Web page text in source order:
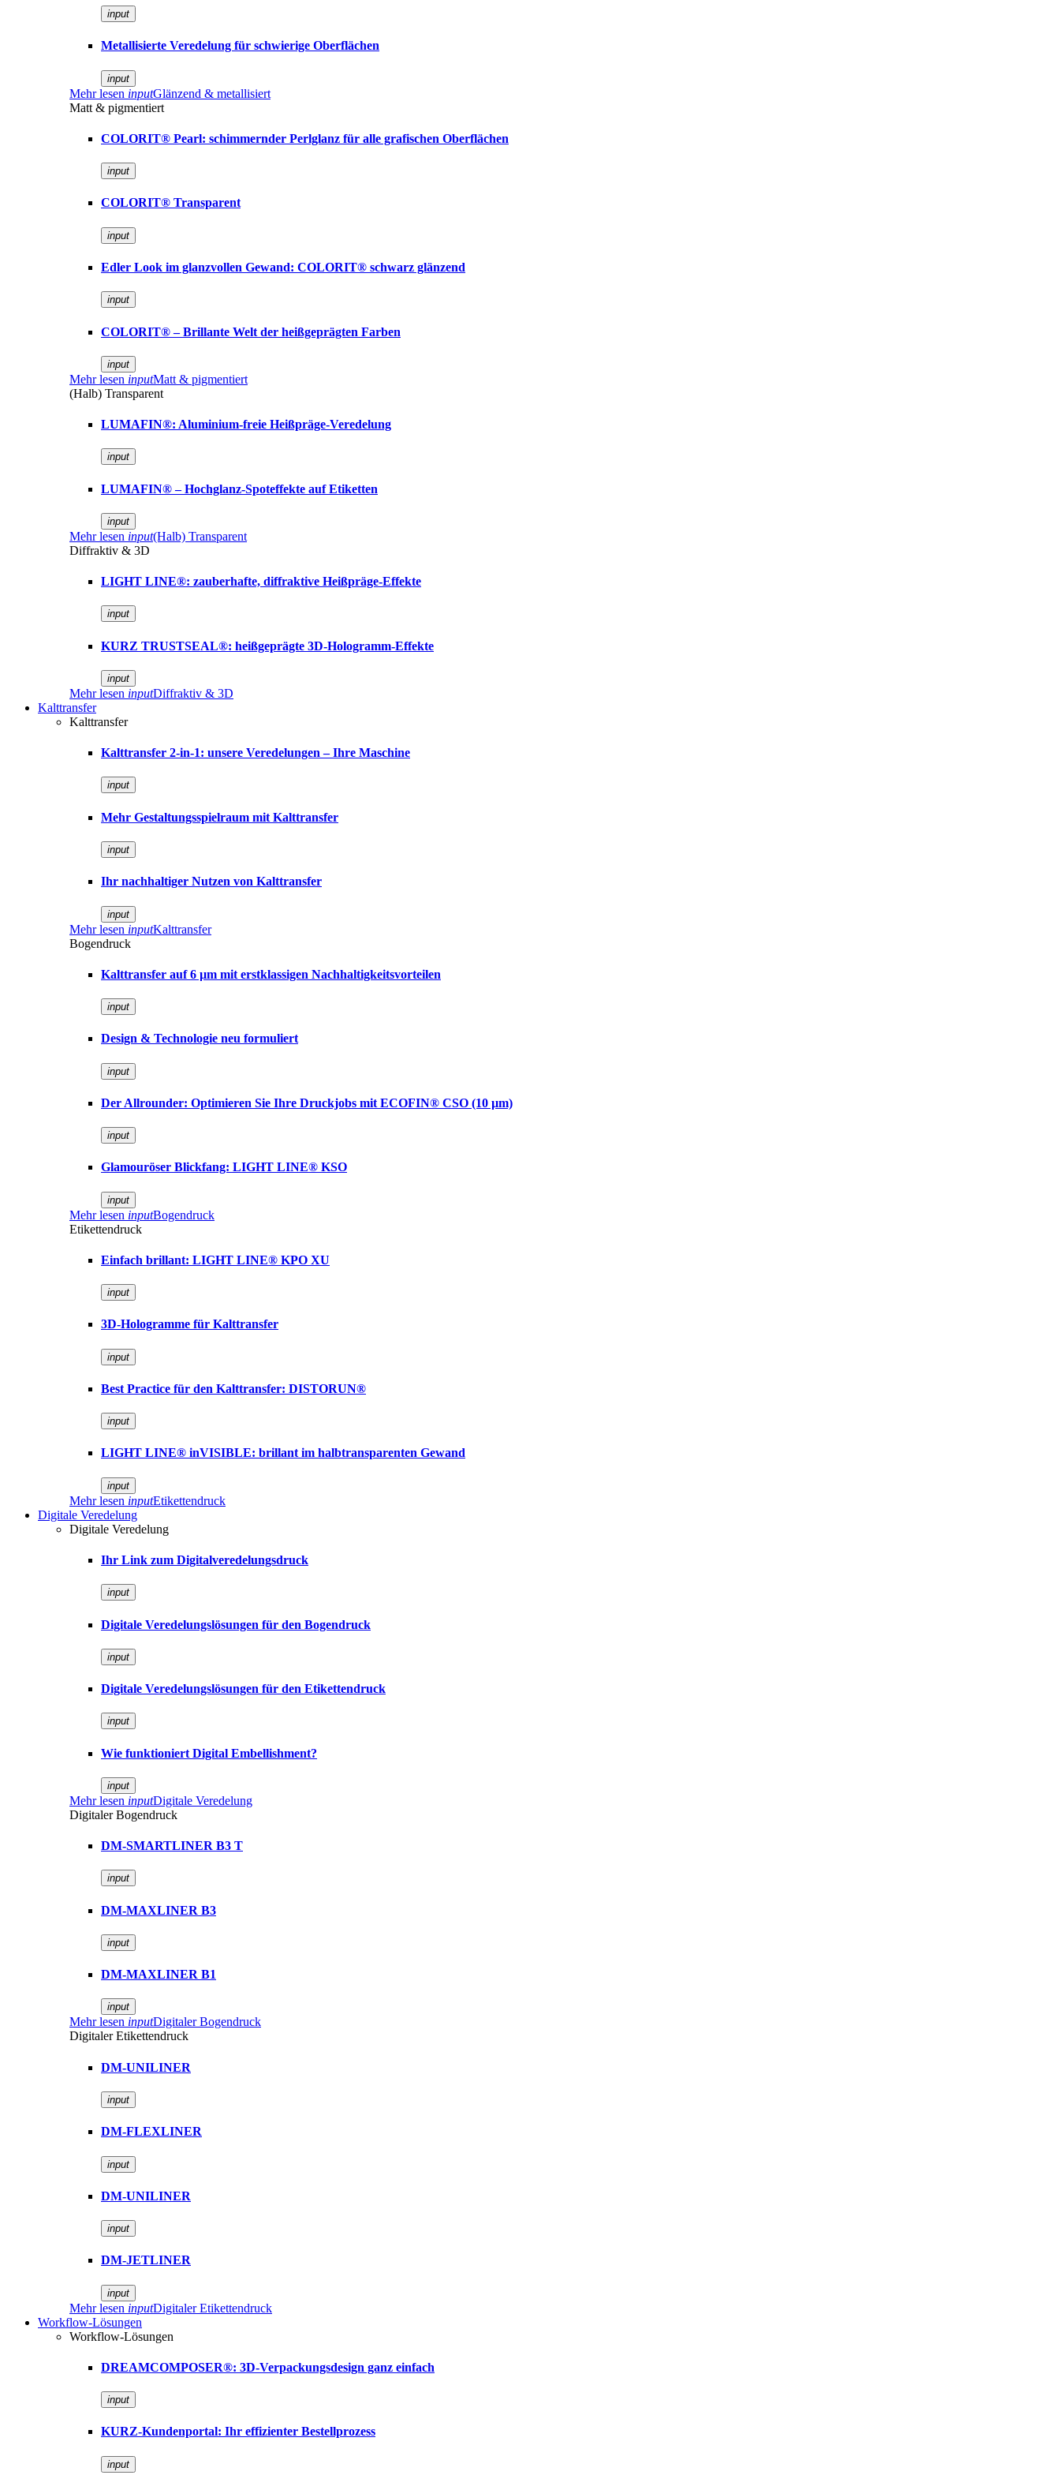
input
Metallisierte Veredelung für schwierige Oberflächen
input
Mehr lesen inputGlänzend & metallisiert
Matt & pigmentiert
COLORIT® Pearl: schimmernder Perlglanz für alle grafischen Oberflächen
input
COLORIT® Transparent
input
Edler Look im glanzvollen Gewand: COLORIT® schwarz glänzend
input
COLORIT® – Brillante Welt der heißgeprägten Farben
input
Mehr lesen inputMatt & pigmentiert
(Halb) Transparent
LUMAFIN®: Aluminium-freie Heißpräge-Veredelung
input
LUMAFIN® – Hochglanz-Spoteffekte auf Etiketten
input
Mehr lesen input(Halb) Transparent
Diffraktiv & 3D
LIGHT LINE®: zauberhafte, diffraktive Heißpräge-Effekte
input
KURZ TRUSTSEAL®: heißgeprägte 3D-Hologramm-Effekte
input
Mehr lesen inputDiffraktiv & 3D
Kalttransfer
Kalttransfer
Kalttransfer 2-in-1: unsere Veredelungen – Ihre Maschine
input
Mehr Gestaltungsspielraum mit Kalttransfer
input
Ihr nachhaltiger Nutzen von Kalttransfer
input
Mehr lesen inputKalttransfer
Bogendruck
Kalttransfer auf 6 µm mit erstklassigen Nachhaltigkeitsvorteilen
input
Design & Technologie neu formuliert
input
Der Allrounder: Optimieren Sie Ihre Druckjobs mit ECOFIN® CSO (10 µm)
input
Glamouröser Blickfang: LIGHT LINE® KSO
input
Mehr lesen inputBogendruck
Etikettendruck
Einfach brillant: LIGHT LINE® KPO XU
input
3D-Hologramme für Kalttransfer
input
Best Practice für den Kalttransfer: DISTORUN®
input
LIGHT LINE® inVISIBLE: brillant im halbtransparenten Gewand
input
Mehr lesen inputEtikettendruck
Digitale Veredelung
Digitale Veredelung
Ihr Link zum Digitalveredelungsdruck
input
Digitale Veredelungslösungen für den Bogendruck
input
Digitale Veredelungslösungen für den Etikettendruck
input
Wie funktioniert Digital Embellishment?
input
Mehr lesen inputDigitale Veredelung
Digitaler Bogendruck
DM-SMARTLINER B3 T
input
DM-MAXLINER B3
input
DM-MAXLINER B1
input
Mehr lesen inputDigitaler Bogendruck
Digitaler Etikettendruck
DM-UNILINER
input
DM-FLEXLINER
input
DM-UNILINER
input
DM-JETLINER
input
Mehr lesen inputDigitaler Etikettendruck
Workflow-Lösungen
Workflow-Lösungen
DREAMCOMPOSER®: 3D-Verpackungsdesign ganz einfach
input
KURZ-Kundenportal: Ihr effizienter Bestellprozess
input